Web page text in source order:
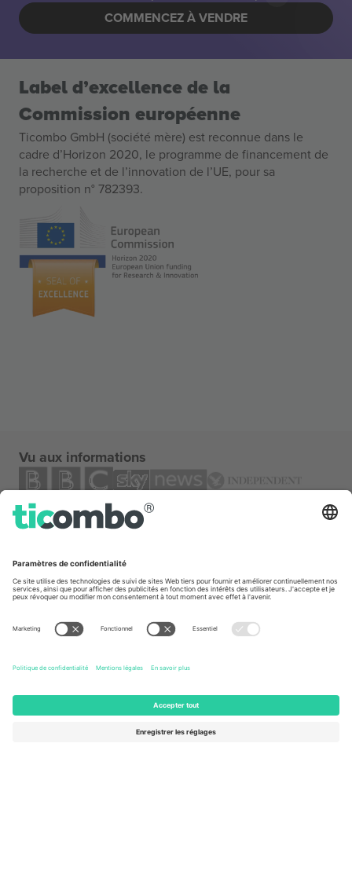
COMMENCEZ À VENDRE
Label d’excellence de la
Commission européenne
Ticombo GmbH (société mère) est reconnue dans le
cadre d’Horizon 2020, le programme de financement de
la recherche et de l’innovation de l’UE, pour sa
proposition n° 782393.
Vu aux informations
TixProtect
Programme d'affiliation
Comment ça marche
Centre d'information sur la Coupe
Nous contacter